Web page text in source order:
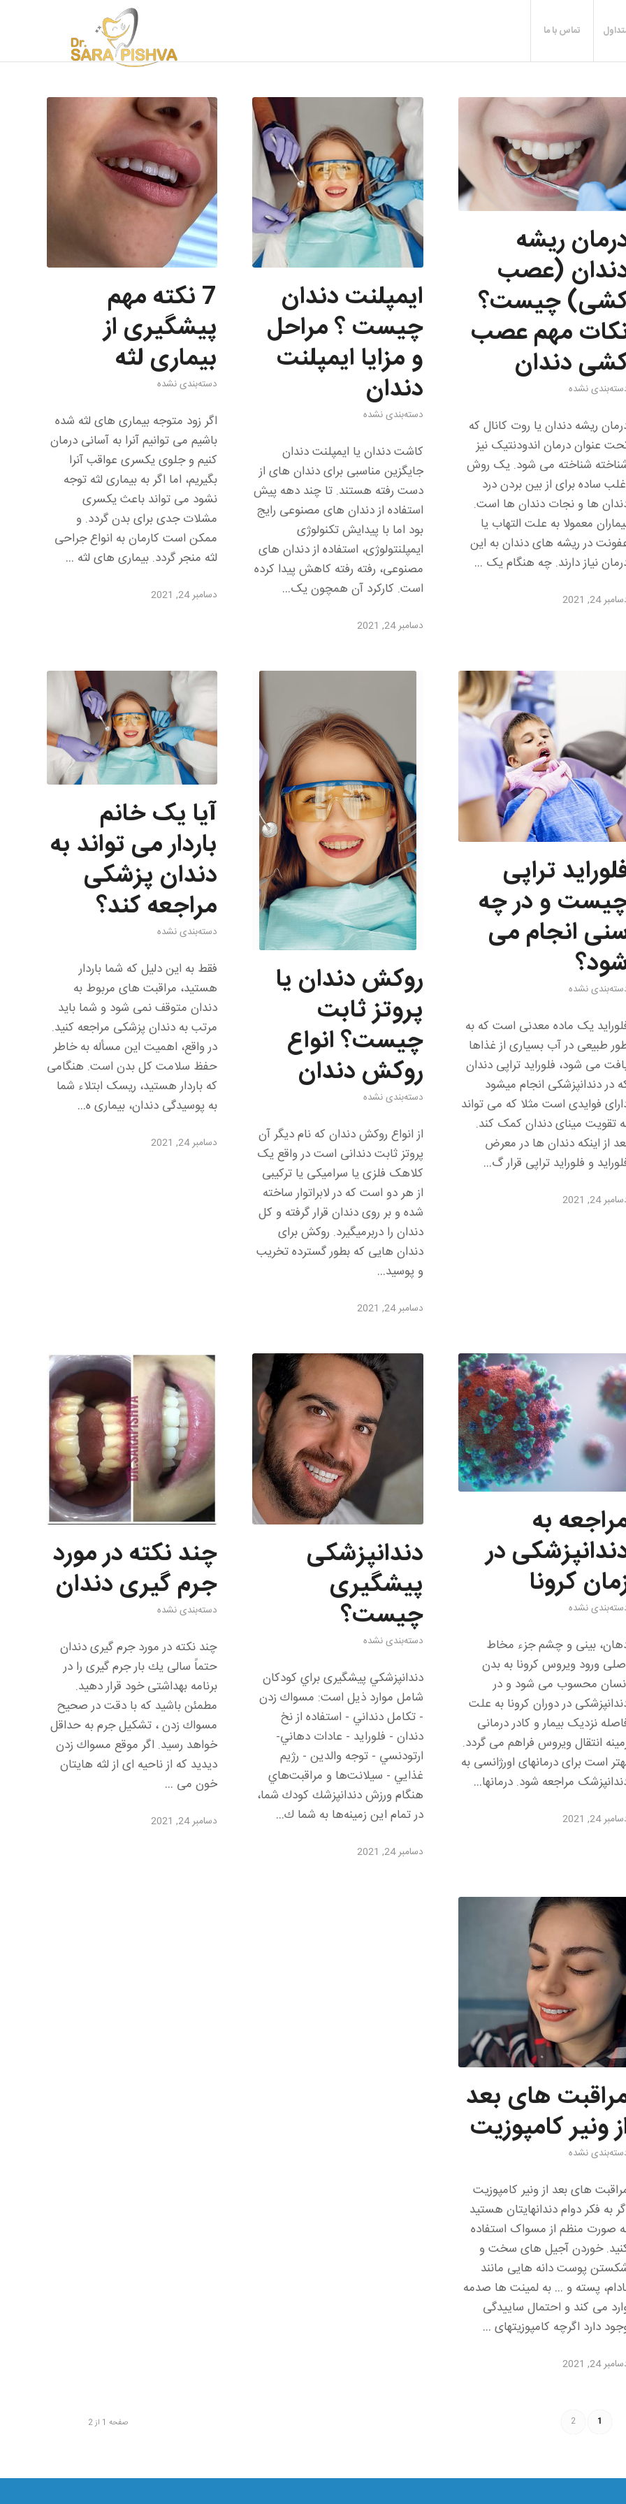
تماس با ما
ریشه
(عصب
چیست؟
مهم عصب
دندان
نشده
ریشه دندان یا روت کانال که
عنوان درمان اندودنتیک نیز
شناخته می شود. یک روش
ساده برای از بین بردن درد
ها و نجات دندان ها است.
معمولا به علت التهاب یا
در ریشه های دندان به این
نیاز دارند. چه هنگام یک …
24, 2021
ایمپلنت دندان
چیست ؟ مراحل
و مزایا ایمپلنت
دندان
دسته‌بندی نشده
کاشت دندان یا ایمپلنت دندان
جایگزین مناسبی برای دندان های از
دست رفته هستند. تا چند دهه پیش
استفاده از دندان های مصنوعی رایج
بود اما با پیدایش تکنولوژی
ایمپلنتولوژی، استفاده از دندان های
مصنوعی، رفته رفته کاهش پیدا کرده
است. کارکرد آن همچون یک…
دسامبر 24, 2021
7 نکته مهم
پیشگیری از
بیماری‌ لثه
دسته‌بندی نشده
اگر زود متوجه بیماری های لثه شده
باشیم می توانیم آنرا به آسانی درمان
کنیم و جلوی یکسری عواقب آنرا
بگیریم، اما اگر به بیماری لثه توجه
نشود می تواند باعث یکسری
مشلات جدی برای بدن گردد. و
ممکن است کارمان به انواع جراحی
لثه منجر گردد. بیماری های لثه …
دسامبر 24, 2021
تراپی
و در چه
انجام می
نشده
یک ماده معدنی است که به
طبیعی در آب بسیاری از غذاها
می شود، فلوراید تراپی دندان
در دندانپزشکی انجام میشود
فوایدی است مثلا که می تواند
تقویت مینای دندان کمک کند.
از اینکه دندان ها در معرض
و فلوراید تراپی قرار گ…
24, 2021
روکش دندان یا
پروتز ثابت
چیست؟ انواع
روکش دندان
دسته‌بندی نشده
از انواع روکش دندان که نام دیگر آن
پروتز ثابت دندانی است در واقع یک
کلاهک فلزی یا سرامیکی یا ترکیبی
از هر دو است که در لابراتوار ساخته
شده و بر روی دندان قرار گرفته و کل
دندان را دربرمیگیرد. روکش برای
دندان هایی که بطور گسترده تخریب
و پوسید…
دسامبر 24, 2021
آیا یک خانم
باردار می تواند به
دندان پزشکی
مراجعه کند؟
دسته‌بندی نشده
فقط به این دلیل که شما باردار
هستید، مراقبت های مربوط به
دندان متوقف نمی شود و شما باید
مرتب به دندان پزشکی مراجعه کنید.
در واقع، اهمیت این مسأله به خاطر
حفظ سلامت کل بدن است. هنگامی
که باردار هستید، ریسک ابتلاء شما
به پوسیدگی دندان، بیماری ه…
دسامبر 24, 2021
به
در
کرونا
نشده
بینی و چشم جزء مخاط
ورود ویروس کرونا به بدن
محسوب می شود و در
در دوران کرونا به علت
نزدیک بیمار و کادر درمانی
انتقال ویروس فراهم می گردد.
است برای درمانهای اورژانسی به
مراجعه شود. درمانها…
24, 2021
دندانپزشكی
پیشگیری
چيست؟
دسته‌بندی نشده
دندانپزشكي پیشگیری براي كودكان
شامل موارد ذيل است: مسواك زدن
- تكامل دنداني - استفاده از نخ
دندان - فلورايد - عادات دهاني-
ارتودنسي - توجه والدين - رژيم
غذايي - سيلانت‌ها و مراقبت‌هاي
هنگام ورزش دندانپزشك كودك شما،
در تمام اين زمينه‌ها به شما ك…
دسامبر 24, 2021
چند نكته در مورد
جرم گیری دندان
دسته‌بندی نشده
چند نكته در مورد جرم گیری دندان
حتماً سالی یك بار جرم گیری را در
برنامه بهداشتی خود قرار دهید.
مطمئن باشید كه با دقت در صحیح
مسواك زدن ، تشكیل جرم به حداقل
خواهد رسید. اگر موقع مسواك زدن
دیدید كه از ناحیه ای از لثه هایتان
خون می …
دسامبر 24, 2021
های بعد
ونیر کامپوزیت
نشده
های بعد از ونیر کامپوزیت
به فکر دوام دندانهایتان هستید
صورت منظم از مسواک استفاده
خوردن آجیل های سخت و
پوست دانه هایی مانند
پسته و … به لمینت ها صدمه
می کند و احتمال ساییدگی
دارد اگرچه کامپوزیتهای …
24, 2021
صفحه 1 از 2 1
2